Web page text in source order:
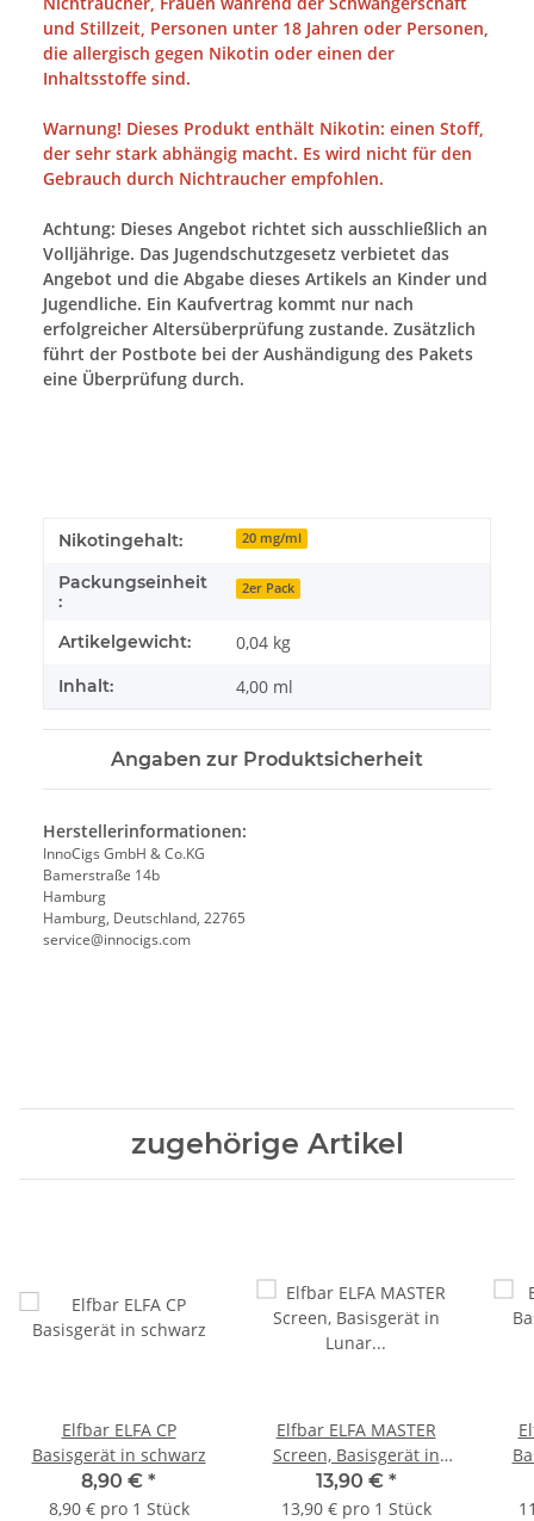
und Stillzeit, Personen unter 18 Jahren oder Personen,
die allergisch gegen Nikotin oder einen der
Inhaltsstoffe sind.
Warnung! Dieses Produkt enthält Nikotin: einen Stoff,
der sehr stark abhängig macht. Es wird nicht für den
Gebrauch durch Nichtraucher empfohlen.
Achtung: Dieses Angebot richtet sich ausschließlich an
Volljährige. Das Jugendschutzgesetz verbietet das
Angebot und die Abgabe dieses Artikels an Kinder und
Jugendliche. Ein Kaufvertrag kommt nur nach
erfolgreicher Altersüberprüfung zustande. Zusätzlich
führt der Postbote bei der Aushändigung des Pakets
eine Überprüfung durch.
Nikotingehalt: 20 mg/ml
Packungseinheit
:
2er Pack
Artikelgewicht: 0,04 kg
Inhalt: 4,00 ml
Angaben zur Produktsicherheit
Herstellerinformationen:
InnoCigs GmbH & Co.KG
Bamerstraße 14b
Hamburg
Hamburg, Deutschland, 22765
service@innocigs.com
zugehörige Artikel
Elfbar ELFA CP
Basisgerät in schwarz
8,90 € *
8,90 € pro 1 Stück
Elfbar ELFA MASTER
Screen, Basisgerät in
Lunar Silver, 9-18 Watt
13,90 € *
13,90 € pro 1 Stück